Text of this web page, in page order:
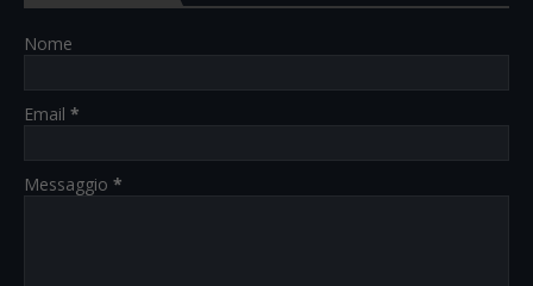
Nome
Email *
Messaggio *